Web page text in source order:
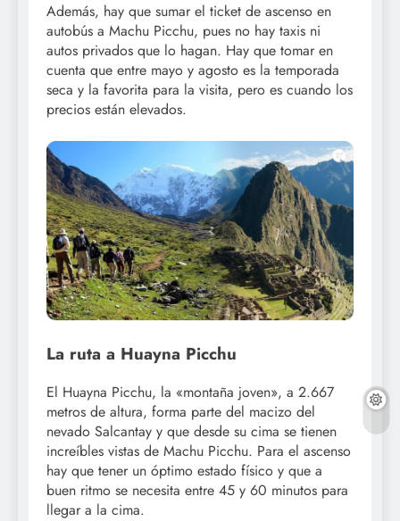
Además, hay que sumar el ticket de ascenso en
autobús a Machu Picchu, pues no hay taxis ni
autos privados que lo hagan. Hay que tomar en
cuenta que entre mayo y agosto es la temporada
seca y la favorita para la visita, pero es cuando los
precios están elevados.
La ruta a Huayna Picchu
El Huayna Picchu, la «montaña joven», a 2.667
metros de altura, forma parte del macizo del
nevado Salcantay y que desde su cima se tienen
increíbles vistas de Machu Picchu. Para el ascenso
hay que tener un óptimo estado físico y que a
buen ritmo se necesita entre 45 y 60 minutos para
llegar a la cima.